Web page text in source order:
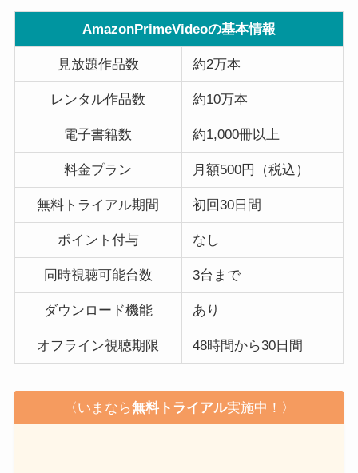
AmazonPrimeVideoの基本情報
見放題作品数 約2万本
レンタル作品数 約10万本
電子書籍数 約1,000冊以上
料金プラン 月額500円（税込）
無料トライアル期間 初回30日間
ポイント付与 なし
同時視聴可能台数 3台まで
ダウンロード機能 あり
オフライン視聴期限 48時間から30日間
〈いまなら無料トライアル実施中！〉